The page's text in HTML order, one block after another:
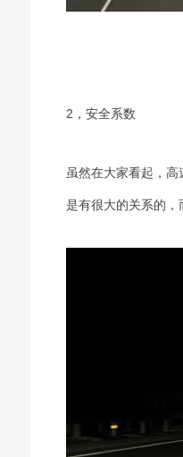
2，安全系数
虽然在大家看起，
是有很大的关系的，